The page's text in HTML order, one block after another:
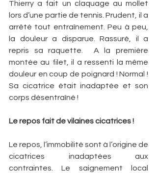
Thierry a fait un claquage au mollet
lors d’une partie de tennis. Prudent, il a
arrêté tout entraînement. Peu à peu,
la douleur a disparue. Rassuré, il a
repris sa raquette.  A la première
montée au filet, il a ressenti la même
douleur en coup de poignard ! Normal !
Sa cicatrice était inadaptée et son
corps désentraîné !
Le repos fait de vilaines cicatrices !
Le repos, l’immobilité sont à l’origine de
cicatrices inadaptées aux
contraintes. Le saignement local